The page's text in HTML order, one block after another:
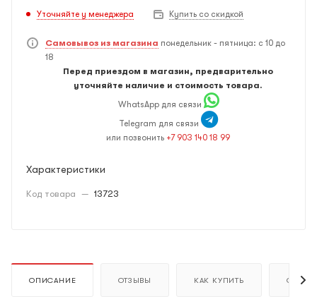
Уточняйте у менеджера Купить со скидкой
Самовывоз из магазина понедельник - пятница: с 10 до
18
Перед приездом в магазин, предварительно
уточняйте наличие и стоимость товара.
WhatsApp для связи
Telegram для связи
или позвонить +7 903 140 18 99
Характеристики
Код товара — 13723
ОПИСАНИЕ ОТЗЫВЫ КАК КУПИТЬ ОПЛАТА